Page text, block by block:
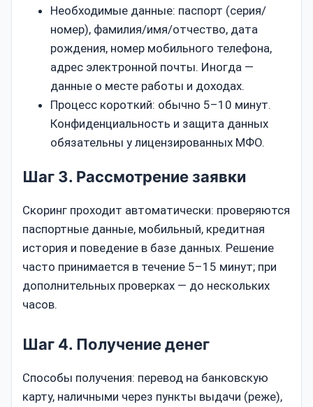
Необходимые данные: паспорт (серия/
номер), фамилия/имя/отчество, дата
рождения, номер мобильного телефона,
адрес электронной почты. Иногда —
данные о месте работы и доходах.
Процесс короткий: обычно 5–10 минут.
Конфиденциальность и защита данных
обязательны у лицензированных МФО.
Шаг 3. Рассмотрение заявки
Скоринг проходит автоматически: проверяются
паспортные данные, мобильный, кредитная
история и поведение в базе данных. Решение
часто принимается в течение 5–15 минут; при
дополнительных проверках — до нескольких
часов.
Шаг 4. Получение денег
Способы получения: перевод на банковскую
карту, наличными через пункты выдачи (реже),